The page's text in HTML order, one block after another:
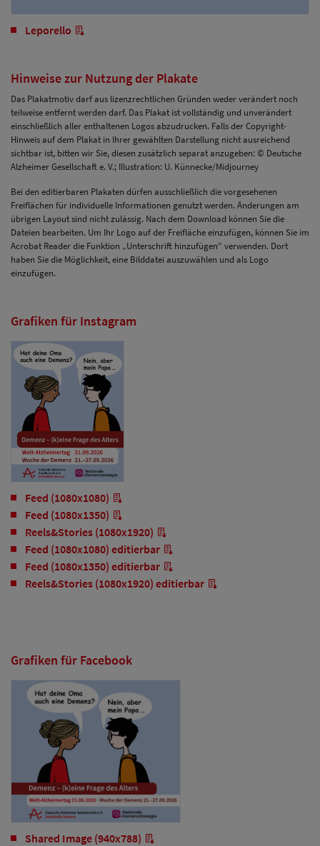
Leporello
Hinweise zur Nutzung der Plakate
Das Plakatmotiv darf aus lizenzrechtlichen Gründen weder verändert noch
teilweise entfernt werden darf. Das Plakat ist vollständig und unverändert
einschließlich aller enthaltenen Logos abzudrucken. Falls der Copyright-
Hinweis auf dem Plakat in Ihrer gewählten Darstellung nicht ausreichend
sichtbar ist, bitten wir Sie, diesen zusätzlich separat anzugeben: © Deutsche
Alzheimer Gesellschaft e. V.; Illustration: U. Künnecke/Midjourney
Bei den editierbaren Plakaten dürfen ausschließlich die vorgesehenen
Freiflächen für individuelle Informationen genutzt werden. Änderungen am
übrigen Layout sind nicht zulässig. Nach dem Download können Sie die
Dateien bearbeiten. Um Ihr Logo auf der Freifläche einzufügen, können Sie im
Acrobat Reader die Funktion „Unterschrift hinzufügen“ verwenden. Dort
haben Sie die Möglichkeit, eine Bilddatei auszuwählen und als Logo
einzufügen.
Grafiken für Instagram
Feed (1080x1080)
Feed (1080x1350)
Reels&Stories (1080x1920)
Feed (1080x1080) editierbar
Feed (1080x1350) editierbar
Reels&Stories (1080x1920) editierbar
Grafiken für Facebook
Shared Image (940x788)